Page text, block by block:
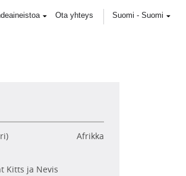
Ota yhteys Suomi - Suomi
Afrikka
Kitts ja Nevis